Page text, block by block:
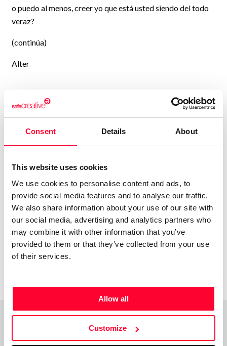
Consent Details About
This website uses cookies
We use cookies to personalise content and ads, to
provide social media features and to analyse our traffic.
We also share information about your use of our site with
our social media, advertising and analytics partners who
may combine it with other information that you’ve
provided to them or that they’ve collected from your use
of their services.
Allow all
Customize
o puedo al menos, creer yo que está usted siendo del todo
veraz?
(continúa)
Alter
Registered at Safe Creative
Code:
2308265149914
Date:
Aug 26 2023 13:15 UTC
Author:
Valentina Luján
License:
All rights reserved
More information
Comments